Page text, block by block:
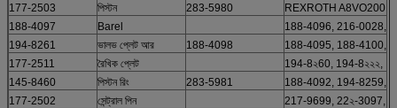
177-2503 পিস্টন 283-5980
REXROTH A8VO200
188-4097
Barel
188-4096, 216-0028,
194-8261
ভালভ প্লেট আর 188-4098
188-4095, 188-4100,
177-2511
রৈখিক প্লেট
194-8২60, 194-8২২২,
145-8460
পিস্টন রিং 283-5981
188-4092, 194-8259,
177-2502
সেন্ট্রাল পিন
217-9699, 22২-3097,